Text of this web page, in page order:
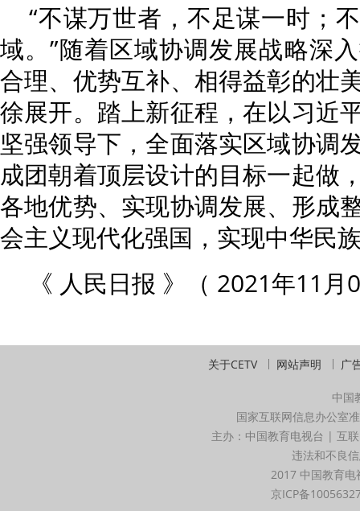
“不谋万世者，不足谋一时；
域。”随着区域协调发展战略深
合理、优势互补、相得益彰的壮
徐展开。踏上新征程，在以习近
坚强领导下，全面落实区域协调
成团朝着顶层设计的目标一起做
各地优势、实现协调发展、形成
会主义现代化强国，实现中华民
《 人民日报 》（ 2021年11
关于CETV 网站声明 广
中国
国家互联网信息办公室
主办：中国教育电视台 | 互
违法和不良
2017 中国教育
京ICP备